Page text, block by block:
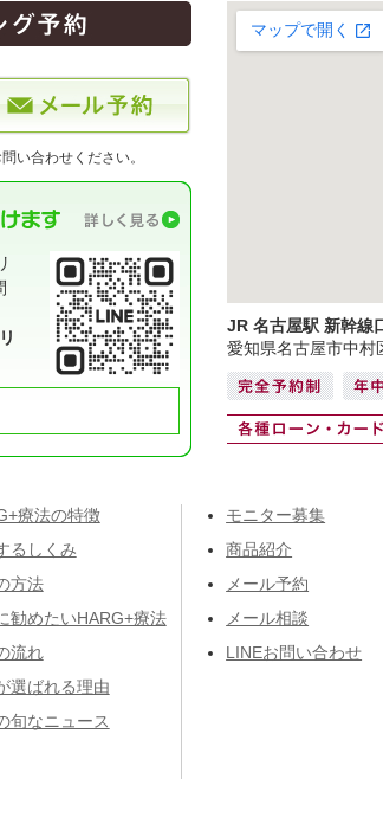
い合わせください。
JR 名古屋駅 新幹線
愛知県名古屋市中村
療法の特徴
るしくみ
方法
勧めたいHARG+療法
流れ
選ばれる理由
旬なニュース
モニター募集
商品紹介
メール予約
メール相談
LINEお問い合わせ